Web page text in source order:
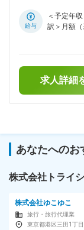
バスを活
ポーツ大
動面から支える仕事で
業務を習
入社後に
境です。
やサービ
つけなが
社は「移
なくお客
引実績があ
お問い合わ
「イベン
給与
＜予定年
訳＞月額
＜給与補
定により
有賃金は
求人詳細
あなたへのお
株式会社トライ
株式会社ゆこゆこ
旅行・旅行代理業